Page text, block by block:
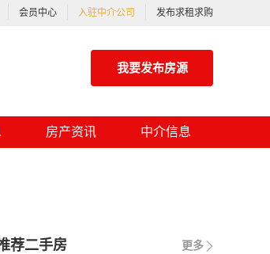
会员中心 入驻中介公司 发布求租求购
我要发布房源
房产资讯 中介信息
更多
荐二手房